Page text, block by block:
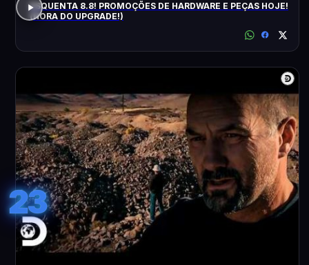
ESQUENTA 8.8! PROMOÇÕES DE HARDWARE E PEÇAS HOJE!
(HORA DO UPGRADE!)
23